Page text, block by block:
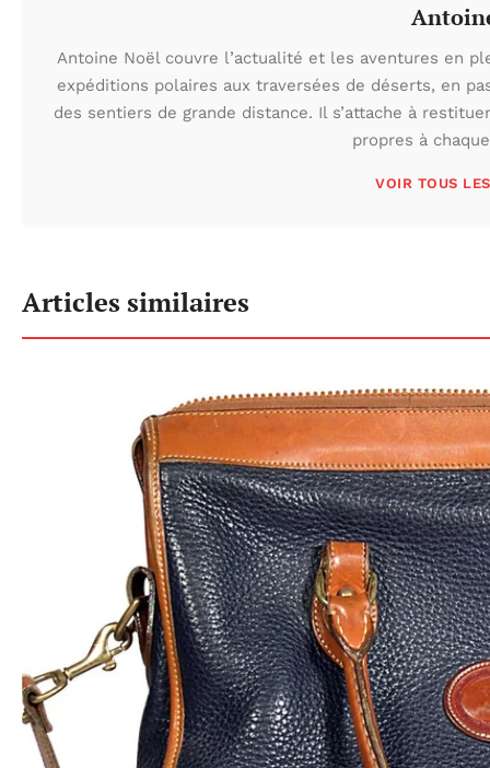
Antoine Noël couvre l’actualité et les aventures en
expéditions polaires aux traversées de déserts, en
des sentiers de grande distance. Il s’attache à
propres à
VOIR TOUS
Articles similaires